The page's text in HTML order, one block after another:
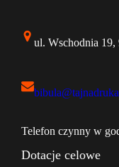
ul. Wschodnia
Telefon czynny w
Dotacje celowe